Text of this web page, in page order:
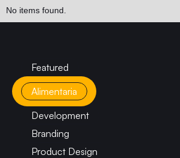
Featured
Alimentaria
Development
Branding
Product Design
No items found.